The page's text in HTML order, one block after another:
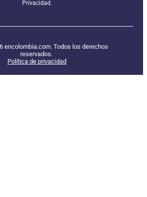
Privacidad.
encolombia.com. Todos los derechos
reservados.
Política de privacidad